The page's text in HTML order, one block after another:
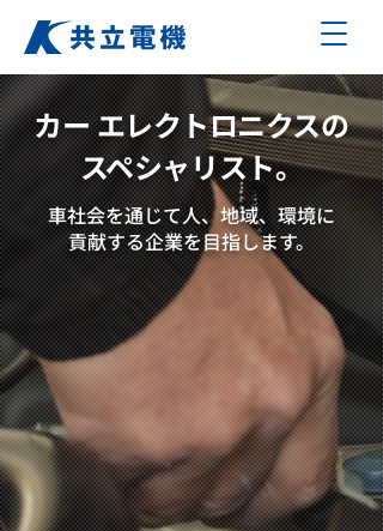
カーエレクトロニクスの
スペシャリスト。
車社会を通じて人、地域、環境に
貢献する企業を目指します。